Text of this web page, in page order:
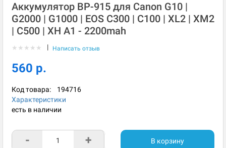
Аккумулятор BP-915 для Canon G10 |
G2000 | G1000 | EOS C300 | C100 | XL2 | XM2
| C500 | XH A1 - 2200mah
★ ★ ★ ★ ★ | Написать отзыв
560 р.
Код товара: 194716
Характеристики
есть в наличии
- + В корзину